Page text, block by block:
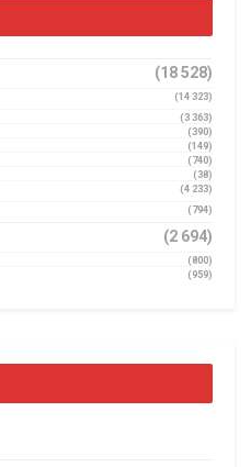
(18 528)
(14 323)
(3 363)
(390)
(149)
(740)
(38)
(4 233)
(794)
(2 694)
(800)
(959)